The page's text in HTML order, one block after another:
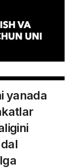
yanada